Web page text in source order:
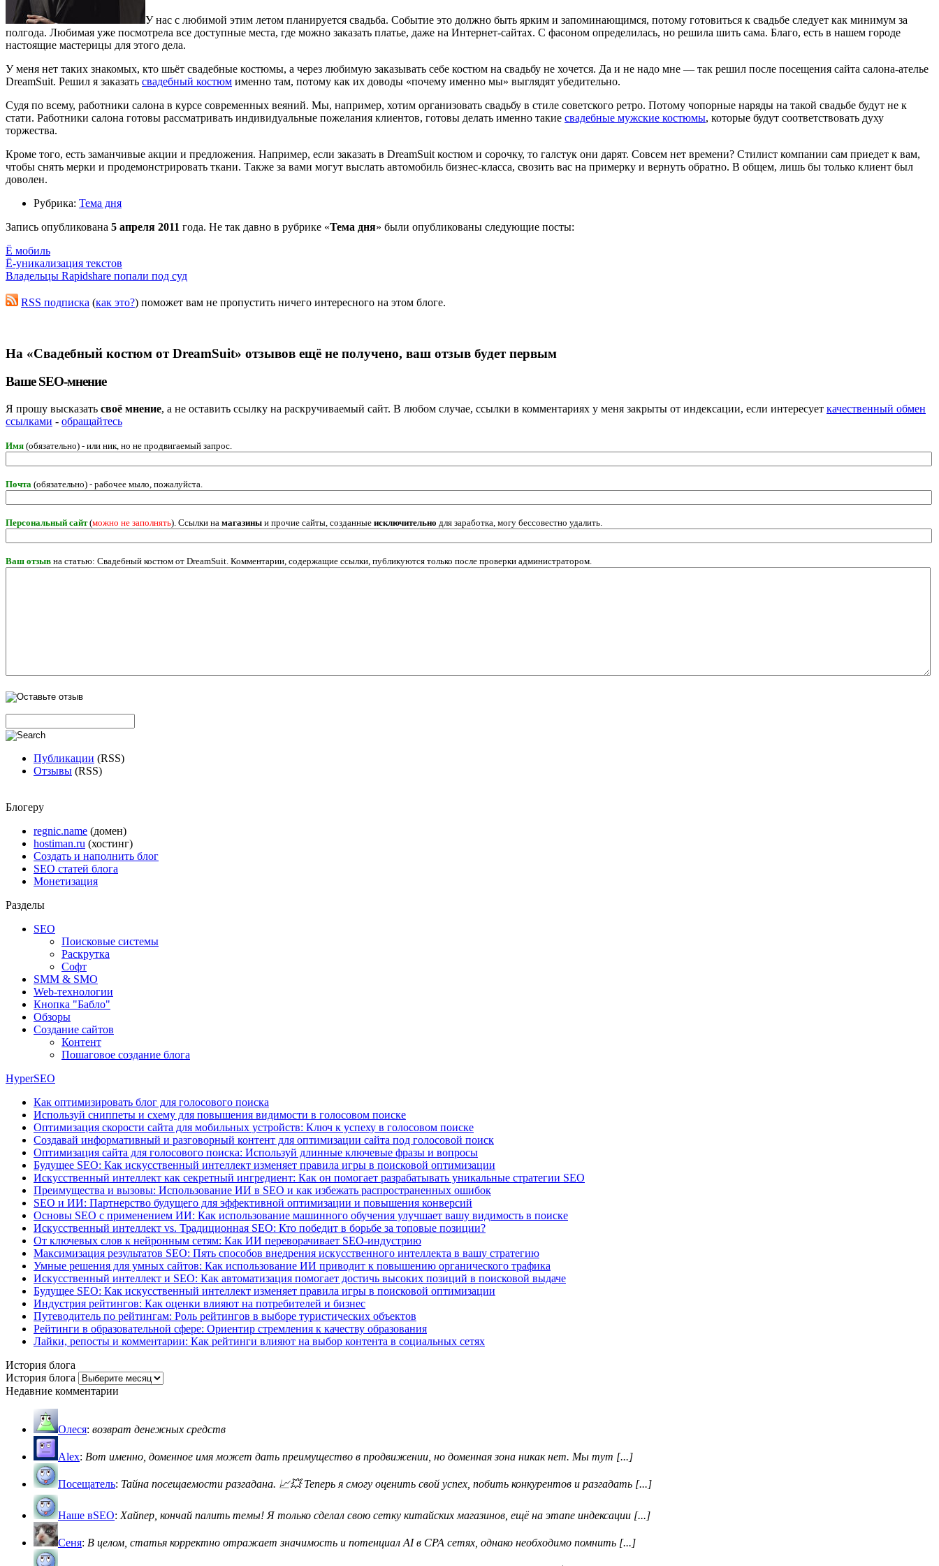
У нас с любимой этим летом планируется свадьба. Событие это должно быть ярким и запоминающимся, потому готовиться к свадьбе следует как минимум за
полгода. Любимая уже посмотрела все доступные места, где можно заказать платье, даже на Интернет-сайтах. С фасоном определилась, но решила шить сама. Благо, есть в нашем городе
настоящие мастерицы для этого дела.
У меня нет таких знакомых, кто шьёт свадебные костюмы, а через любимую заказывать себе костюм на свадьбу не хочется. Да и не надо мне — так решил после посещения сайта салона-ателье
DreamSuit. Решил я заказать cвадебный костюм именно там, потому как их доводы «почему именно мы» выглядят убедительно.
Судя по всему, работники салона в курсе современных веяний. Мы, например, хотим организовать свадьбу в стиле советского ретро. Потому чопорные наряды на такой свадьбе будут не к
стати. Работники салона готовы рассматривать индивидуальные пожелания клиентов, готовы делать именно такие свадебные мужские костюмы, которые будут соответствовать духу
торжества.
Кроме того, есть заманчивые акции и предложения. Например, если заказать в DreamSuit костюм и сорочку, то галстук они дарят. Совсем нет времени? Стилист компании сам приедет к вам,
чтобы снять мерки и продемонстрировать ткани. Также за вами могут выслать автомобиль бизнес-класса, свозить вас на примерку и вернуть обратно. В общем, лишь бы только клиент был
доволен.
Рубрика: Тема дня
Запись опубликована 5 апреля 2011 года. Не так давно в рубрике «Тема дня» были опубликованы следующие посты:
Ё мобиль
Ё-уникализация текстов
Владельцы Rapidshare попали под суд
RSS подписка (как это?) поможет вам не пропустить ничего интересного на этом блоге.
На «Свадебный костюм от DreamSuit» отзывов ещё не получено, ваш отзыв будет первым
Ваше SEO-мнение
Я прошу высказать своё мнение, а не оставить ссылку на раскручиваемый сайт. В любом случае, ссылки в комментариях у меня закрыты от индексации, если интересует качественный обмен
ссылками - обращайтесь
Имя (обязательно) - или ник, но не продвигаемый запрос.
Почта (обязательно) - рабочее мыло, пожалуйста.
Персональный сайт(можно не заполнять). Ссылки на магазины и прочие сайты, созданные исключительно для заработка, могу бессовестно удалить.
Ваш отзыв на статью: Свадебный костюм от DreamSuit. Комментарии, содержащие ссылки, публикуются только после проверки администратором.
Публикации (RSS)
Отзывы (RSS)
Блогеру
regnic.name (домен)
hostiman.ru (хостинг)
Создать и наполнить блог
SEO статей блога
Монетизация
Разделы
SEO
Поисковые системы
Раскрутка
Софт
SMM & SMO
Web-технологии
Кнопка "Бабло"
Обзоры
Создание сайтов
Контент
Пошаговое создание блога
HyperSEO
Как оптимизировать блог для голосового поиска
Используй сниппеты и схему для повышения видимости в голосовом поиске
Оптимизация скорости сайта для мобильных устройств: Ключ к успеху в голосовом поиске
Создавай информативный и разговорный контент для оптимизации сайта под голосовой поиск
Оптимизация сайта для голосового поиска: Используй длинные ключевые фразы и вопросы
Будущее SEO: Как искусственный интеллект изменяет правила игры в поисковой оптимизации
Искусственный интеллект как секретный ингредиент: Как он помогает разрабатывать уникальные стратегии SEO
Преимущества и вызовы: Использование ИИ в SEO и как избежать распространенных ошибок
SEO и ИИ: Партнерство будущего для эффективной оптимизации и повышения конверсий
Основы SEO с применением ИИ: Как использование машинного обучения улучшает вашу видимость в поиске
Искусственный интеллект vs. Традиционная SEO: Кто победит в борьбе за топовые позиции?
От ключевых слов к нейронным сетям: Как ИИ переворачивает SEO-индустрию
Максимизация результатов SEO: Пять способов внедрения искусственного интеллекта в вашу стратегию
Умные решения для умных сайтов: Как использование ИИ приводит к повышению органического трафика
Искусственный интеллект и SEO: Как автоматизация помогает достичь высоких позиций в поисковой выдаче
Будущее SEO: Как искусственный интеллект изменяет правила игры в поисковой оптимизации
Индустрия рейтингов: Как оценки влияют на потребителей и бизнес
Путеводитель по рейтингам: Роль рейтингов в выборе туристических объектов
Рейтинги в образовательной сфере: Ориентир стремления к качеству образования
Лайки, репосты и комментарии: Как рейтинги влияют на выбор контента в социальных сетях
История блога
История блога
Недавние комментарии
Олеся: возврат денежных средств
Alex: Вот именно, доменное имя может дать преимущество в продвижении, но доменная зона никак нет. Мы тут [...]
Посещатель: Тайна посещаемости разгадана. 📈💥 Теперь я смогу оценить свой успех, побить конкурентов и разгадать [...]
Наше вSEO: Хайпер, кончай палить темы! Я только сделал свою сетку китайских магазинов, ещё на этапе индексации [...]
Сеня: В целом, статья корректно отражает значимость и потенциал AI в CPA сетях, однако необходимо помнить [...]